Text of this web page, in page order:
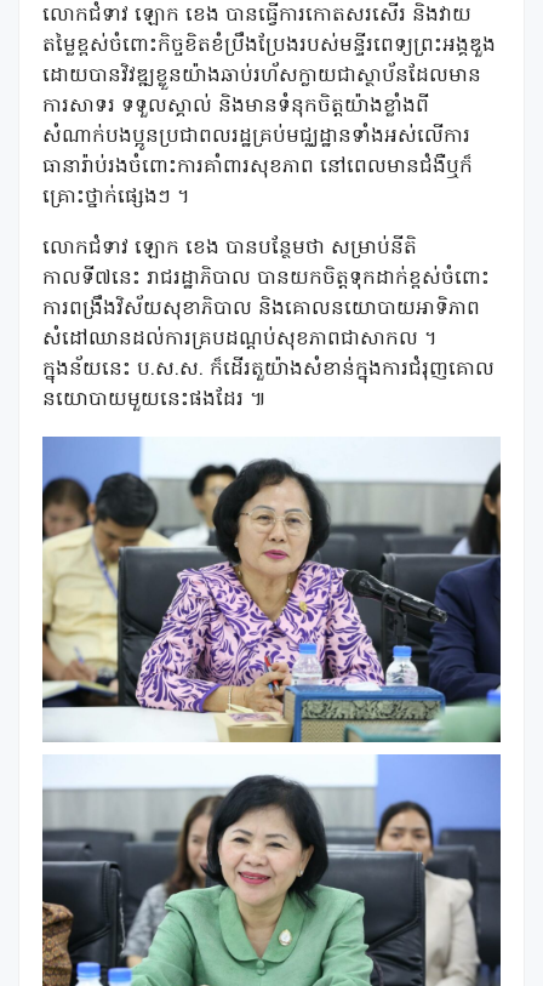
លោកជំទាវ ឡោក ខេង បានធ្វើការកោតសរសើរ និងវាយ
តម្លៃខ្ពស់ចំពោះកិច្ចខិតខំប្រឹងប្រែងរបស់មន្ទីរពេទ្យព្រះអង្គឌួង
ដោយបានវិវឌ្ឍខ្លួនយ៉ាងឆាប់រហ័សក្លាយជាស្ថាប័នដែលមាន
ការសាទរ ទទួលស្គាល់ និងមានទំនុកចិត្តយ៉ាងខ្លាំងពី
សំណាក់បងប្អូនប្រជាពលរដ្ឋគ្រប់មជ្ឈដ្ឋានទាំងអស់លើការ
ធានារ៉ាប់រងចំពោះការគាំពារសុខភាព នៅពេលមានជំងឺឬក៏
គ្រោះថ្នាក់ផ្សេងៗ ។
លោកជំទាវ ឡោក ខេង បានបន្ថែមថា សម្រាប់នីតិ
កាលទី៧នេះ រាជរដ្ឋាភិបាល បានយកចិត្តទុកដាក់ខ្ពស់ចំពោះ
ការពង្រឹងវិស័យសុខាភិបាល និងគោលនយោបាយអាទិភាព
សំដៅឈានដល់ការគ្របដណ្ដប់សុខភាពជាសាកល ។
ក្នុងន័យនេះ ប.ស.ស. ក៏ដើរតួយ៉ាងសំខាន់ក្នុងការជំរុញគោល
នយោបាយមួយនេះផងដែរ ៕